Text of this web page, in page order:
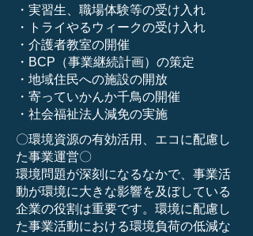
・実習生、職場体験等の受け入れ
・トライやるウィークの受け入れ
・介護者教室の開催
・BCP（事業継続計画）の策定
・地域住民への施設の開放
・寄っていかんか千鳥の開催
・社会福祉法人減免の実施
〇環境資源の有効活用、エコに配慮し
た事業運営〇
環境問題が深刻になるなかで、事業活
動が環境に大きな影響を及ぼしている
企業の役割は重要です。環境に配慮し
た事業活動における環境負荷の低減な